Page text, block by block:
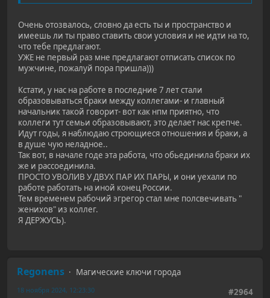
Очень отозвалось, словно да есть ты и пространство и
имеешь ли ты право ставить свои условия и не идти на то,
что тебе предлагают.
УЖЕ не первый раз мне предлагают отписать список по
мужчине, пожалуй пора пришла)))
Кстати, у нас на работе в последние 7 лет стали
образовываться браки между коллегами- и главный
начальник такой говорит- вот как нпм приятно, что
коллеги тут семьи образовывают, это делает нас крепче.
Идут годы, я наблюдаю строющиеся отношения и браки, а
в душе чую неладное..
Так вот, в начале годе эта работа, что обьединила браки их
же и рассоединила.
ПРОСТО УВОЛИВ У ДВУХ ПАР ИХ ПАРЫ, и они уехали по
работе работать на иной конец России.
Тем временем рабочий эгрегор стал мне полсвечивать "
женихов" из коллег.
Я ДЕРЖУСЬ).
Regonens
Магические ключи города
#2964
18 ноября 2024, 12:23:30